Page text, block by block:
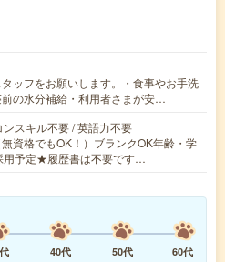
ッフをお願いします。・食事やお手洗
の水分補給・利用者さまが安…
スキル不要 / 英語力不要
資格でもOK！）ブランクOK年齢・学
予定★履歴書は不要です…
40代 50代
60代